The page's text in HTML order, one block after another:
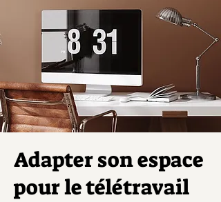
Adapter son espace
pour le télétravail